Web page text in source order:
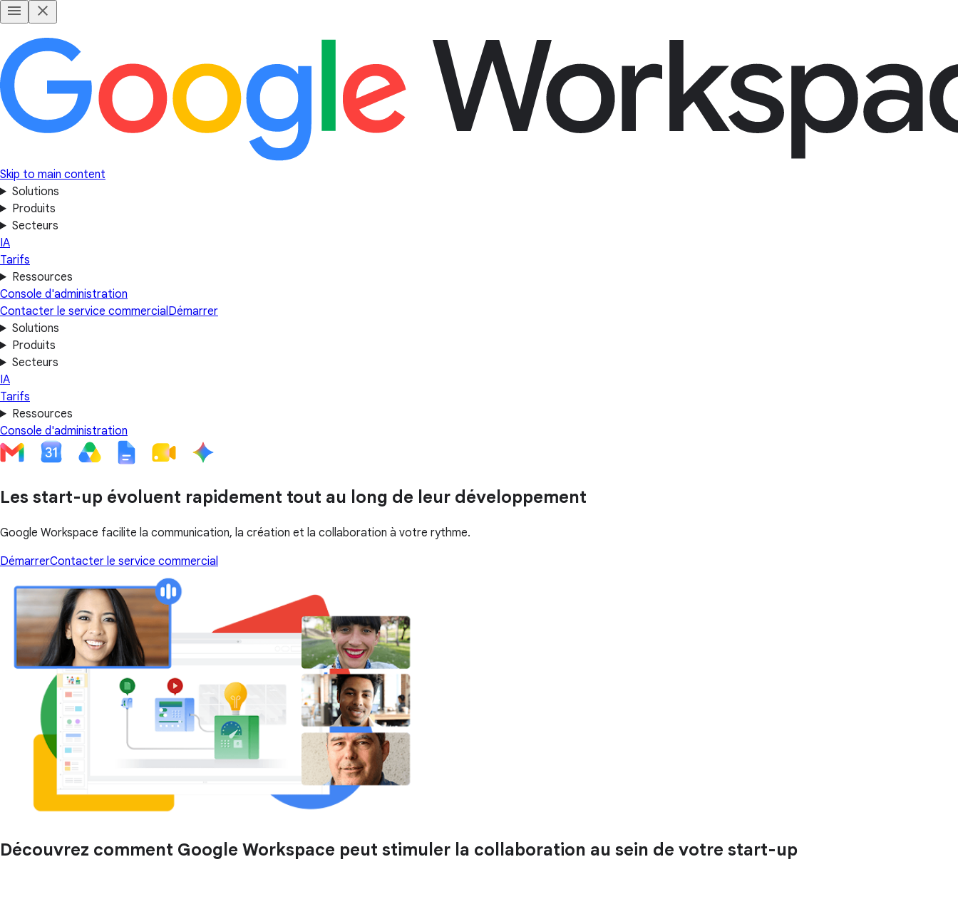
Skip to main content
Solutions
Produits
Secteurs
IA
Tarifs
Ressources
Console d'administration
Contacter le service commercialDémarrer
Solutions
Produits
Secteurs
IA
Tarifs
Ressources
Console d'administration
Les start-up évoluent rapidement tout au long de leur développement
Google Workspace facilite la communication, la création et la collaboration à votre rythme.
DémarrerContacter le service commercial
Découvrez comment Google Workspace peut stimuler la collaboration au sein de votre start-up